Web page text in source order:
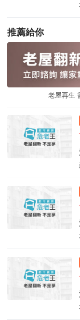
推薦給你
老屋再生